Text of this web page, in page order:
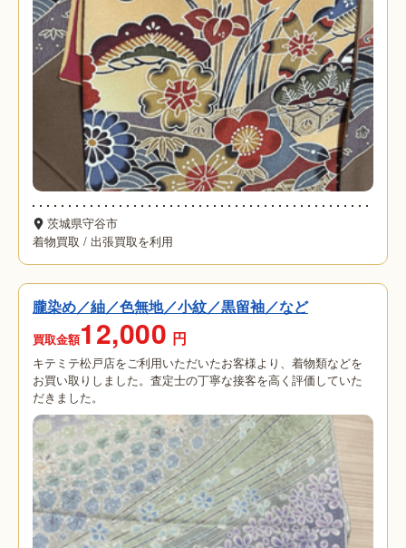
茨城県守谷市
着物買取 / 出張買取を利用
朧染め／紬／色無地／小紋／黒留袖／など
買取金額12,000 円
キテミテ松戸店をご利用いただいたお客様より、着物類などを
お買い取りしました。査定士の丁寧な接客を高く評価していた
だきました。